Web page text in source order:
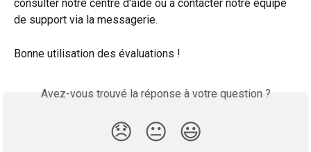
consulter notre centre d'aide ou à contacter notre équipe
de support via la messagerie.
Bonne utilisation des évaluations !
Avez-vous trouvé la réponse à votre question ?
😞 😐 😃